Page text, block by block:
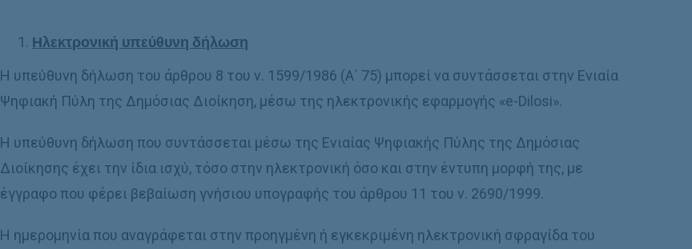
Ηλεκτρονική υπεύθυνη δήλωση
Η υπεύθυνη δήλωση του άρθρου 8 του ν. 1599/1986 (Α΄ 75) μπορεί να συντάσσεται στην Ενιαία
Ψηφιακή Πύλη της Δημόσιας Διοίκηση, μέσω της ηλεκτρονικής εφαρμογής «e-Dilosi».
Η υπεύθυνη δήλωση που συντάσσεται μέσω της Ενιαίας Ψηφιακής Πύλης της Δημόσιας
Διοίκησης έχει την ίδια ισχύ, τόσο στην ηλεκτρονική όσο και στην έντυπη μορφή της, με
έγγραφο που φέρει βεβαίωση γνήσιου υπογραφής του άρθρου 11 του ν. 2690/1999.
Η ημερομηνία που αναγράφεται στην προηγμένη ή εγκεκριμένη ηλεκτρονική σφραγίδα του